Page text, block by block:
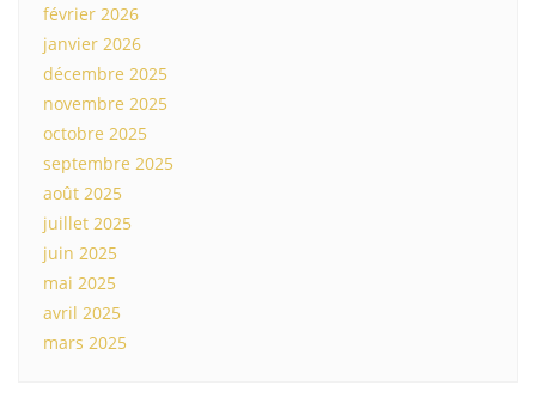
février 2026
janvier 2026
décembre 2025
novembre 2025
octobre 2025
septembre 2025
août 2025
juillet 2025
juin 2025
mai 2025
avril 2025
mars 2025